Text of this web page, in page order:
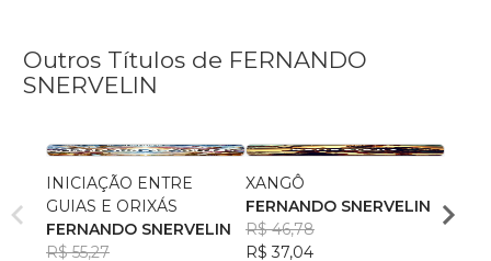
Outros Títulos de FERNANDO
SNERVELIN
INICIAÇÃO ENTRE
GUIAS E ORIXÁS
FERNANDO SNERVELIN
R$ 55,27
XANGÔ
FERNANDO SNERVELIN
R$ 46,78
R$ 37,04
R$